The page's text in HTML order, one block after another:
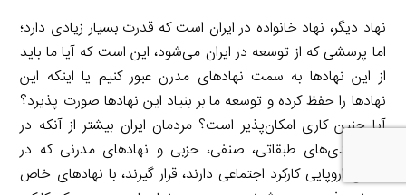
نهاد دیگر، نهاد خانواده در ایران است که قدرت بسیار زیادی دارد؛
اما پرسشی که از توسعه در ایران می‌شود، این است که آیا ما باید
از این نهادها به سمت نهادهای مدرن عبور کنیم یا اینکه این
نهادها را حفظ کرده و توسعه ما بر بنیاد این نهادها صورت پذیرد؟
آیا چنین کاری امکان‌پذیر است؟ مردمان ایران بیشتر از آنکه در
دسته‌بندی‌های طبقاتی، صنفی، حزبی و نهادهای مدرنی که در
جوامع اروپایی کارکرد اجتماعی دارند، قرار گیرند، با نهادهای خاص